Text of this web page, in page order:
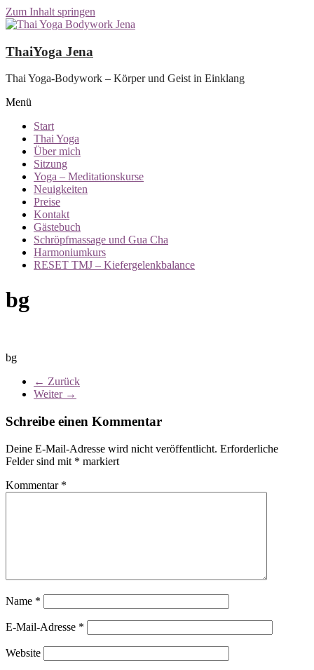
Zum Inhalt springen
ThaiYoga Jena
Thai Yoga-Bodywork – Körper und Geist in Einklang
Menü
Start
Thai Yoga
Über mich
Sitzung
Yoga – Meditationskurse
Neuigkeiten
Preise
Kontakt
Gästebuch
Schröpfmassage und Gua Cha
Harmoniumkurs
RESET TMJ – Kiefergelenkbalance
bg
bg
← Zurück
Weiter →
Schreibe einen Kommentar
Deine E-Mail-Adresse wird nicht veröffentlicht. Erforderliche
Felder sind mit * markiert
Kommentar *
Name *
E-Mail-Adresse *
Website